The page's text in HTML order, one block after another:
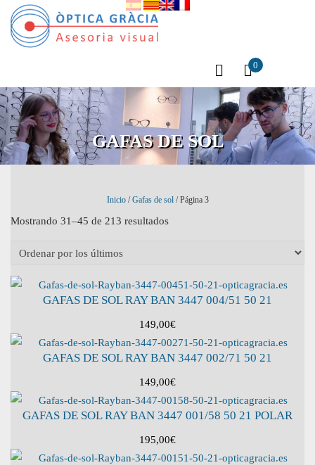
0
GAFAS DE SOL
Inicio/Gafas de sol/ Página 3
Mostrando 31–45 de 213 resultados
GAFAS DE SOL RAY BAN 3447 004/51 50 21
149,00€
GAFAS DE SOL RAY BAN 3447 002/71 50 21
149,00€
GAFAS DE SOL RAY BAN 3447 001/58 50 21 POLAR
195,00€